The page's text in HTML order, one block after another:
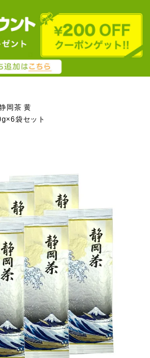
岡茶 黄
袋セット